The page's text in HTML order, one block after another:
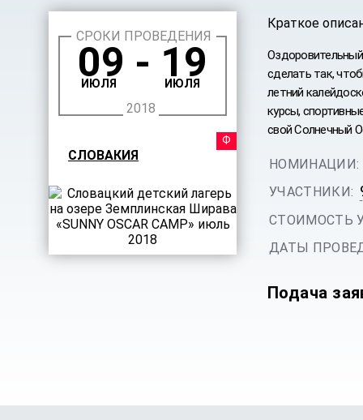
СРОКИ ПРОВЕДЕНИЯ
09 - 19
ИЮЛЯ ИЮЛЯ
2018
СЛОВАКИЯ
Краткое
сделать так,
летний
курсы,
свой Солнечный
НОМИНАЦИИ:
УЧАСТНИКИ:
СТОИМОСТЬ
ДАТЫ
Подача